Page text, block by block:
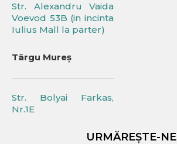
Str. Alexandru Vaida
Voevod 53B (in incinta
Iulius Mall la parter)
Târgu Mureș
Str. Bolyai Farkas,
Nr.1E
URMĂREȘTE-NE